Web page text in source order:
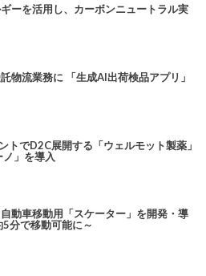
ーを活用し、カーボンニュートラル実
物流業務に 「生成AI出荷検品アプリ」
トでD2C展開する「ウェルモット製薬」
」を導入
動車移動用「スケーター」を開発・導
分で移動可能に～